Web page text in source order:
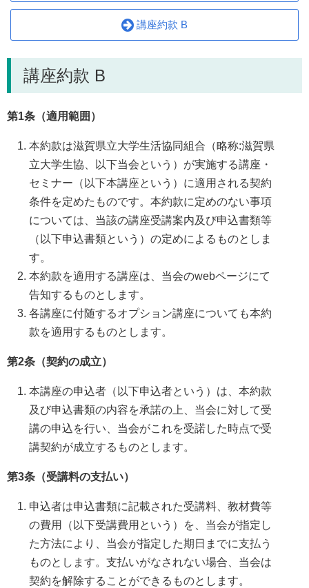
講座約款 B
講座約款 B
第1条（適用範囲）
本約款は滋賀県立大学生活協同組合（略称:滋賀県
立大学生協、以下当会という）が実施する講座・
セミナー（以下本講座という）に適用される契約
条件を定めたものです。本約款に定めのない事項
については、当該の講座受講案内及び申込書類等
（以下申込書類という）の定めによるものとしま
す。
本約款を適用する講座は、当会のwebページにて
告知するものとします。
各講座に付随するオプション講座についても本約
款を適用するものとします。
第2条（契約の成立）
本講座の申込者（以下申込者という）は、本約款
及び申込書類の内容を承諾の上、当会に対して受
講の申込を行い、当会がこれを受諾した時点で受
講契約が成立するものとします。
第3条（受講料の支払い）
申込者は申込書類に記載された受講料、教材費等
の費用（以下受講費用という）を、当会が指定し
た方法により、当会が指定した期日までに支払う
ものとします。支払いがなされない場合、当会は
契約を解除することができるものとします。